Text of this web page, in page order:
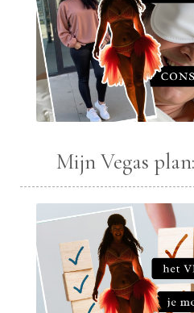
Mijn Vegas